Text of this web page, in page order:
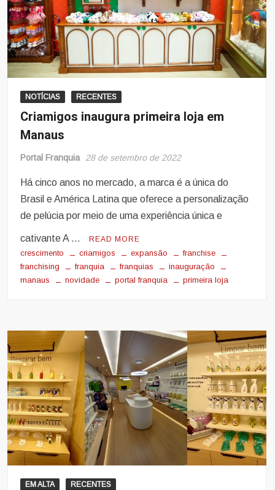
NOTÍCIAS RECENTES
Criamigos inaugura primeira loja em
Manaus
Portal Franquia 28 de setembro de 2022
Há cinco anos no mercado, a marca é a única do
Brasil e América Latina que oferece a personalização
de pelúcia por meio de uma experiência única e
cativante A … READ MORE
crescimento criamigos expansão
franchise
franchising
franquia franquias
inauguração
manaus
novidade portal franquia primeira loja
EM ALTA RECENTES